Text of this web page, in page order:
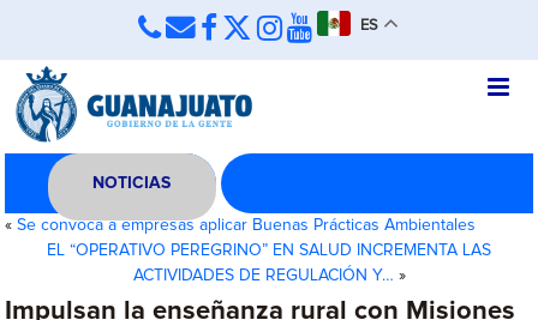
ES
NOTICIAS
«Se convoca a empresas aplicar Buenas Prácticas Ambientales
EL “OPERATIVO PEREGRINO” EN SALUD INCREMENTA LAS
ACTIVIDADES DE REGULACIÓN Y… »
Impulsan la enseñanza rural con Misiones